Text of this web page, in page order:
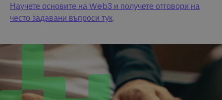
Научете основите на Web3 и получете отговори на
често задавани въпроси тук.